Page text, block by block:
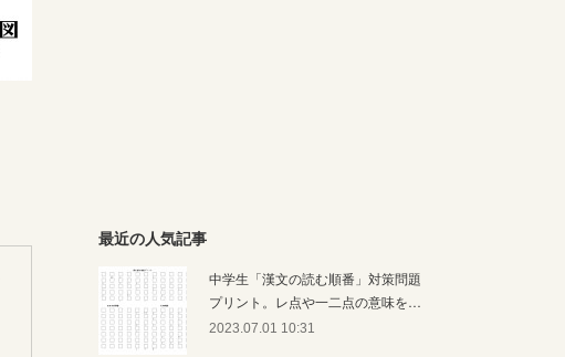
最近の人気記事
中学生「漢文の読む順番」対策問題
プリント。レ点や一二点の意味を…
2023.07.01 10:31